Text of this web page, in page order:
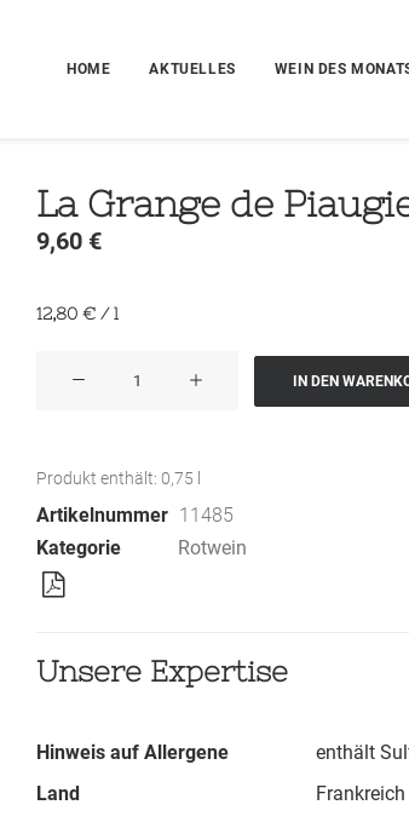
HOME AKTUELLES WEIN DES
La Grange de
9,60 €
12,80 € /l
Piaugier
Menge
IN DEN
Produkt enthält: 0,75
Artikelnummer 11485
Kategorie
Rotwein
Unsere Expertise
Hinweis auf Allergene
enthält
Land
Frankreich